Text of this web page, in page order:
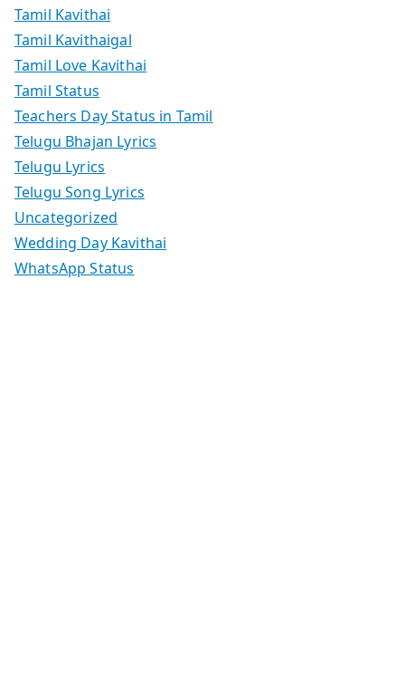
Tamil Kavithai
Tamil Kavithaigal
Tamil Love Kavithai
Tamil Status
Teachers Day Status in Tamil
Telugu Bhajan Lyrics
Telugu Lyrics
Telugu Song Lyrics
Uncategorized
Wedding Day Kavithai
WhatsApp Status